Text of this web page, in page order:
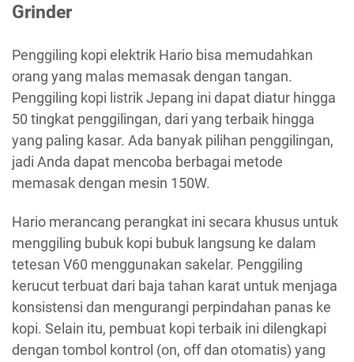
Grinder
Penggiling kopi elektrik Hario bisa memudahkan
orang yang malas memasak dengan tangan.
Penggiling kopi listrik Jepang ini dapat diatur hingga
50 tingkat penggilingan, dari yang terbaik hingga
yang paling kasar. Ada banyak pilihan penggilingan,
jadi Anda dapat mencoba berbagai metode
memasak dengan mesin 150W.
Hario merancang perangkat ini secara khusus untuk
menggiling bubuk kopi bubuk langsung ke dalam
tetesan V60 menggunakan sakelar. Penggiling
kerucut terbuat dari baja tahan karat untuk menjaga
konsistensi dan mengurangi perpindahan panas ke
kopi. Selain itu, pembuat kopi terbaik ini dilengkapi
dengan tombol kontrol (on, off dan otomatis) yang